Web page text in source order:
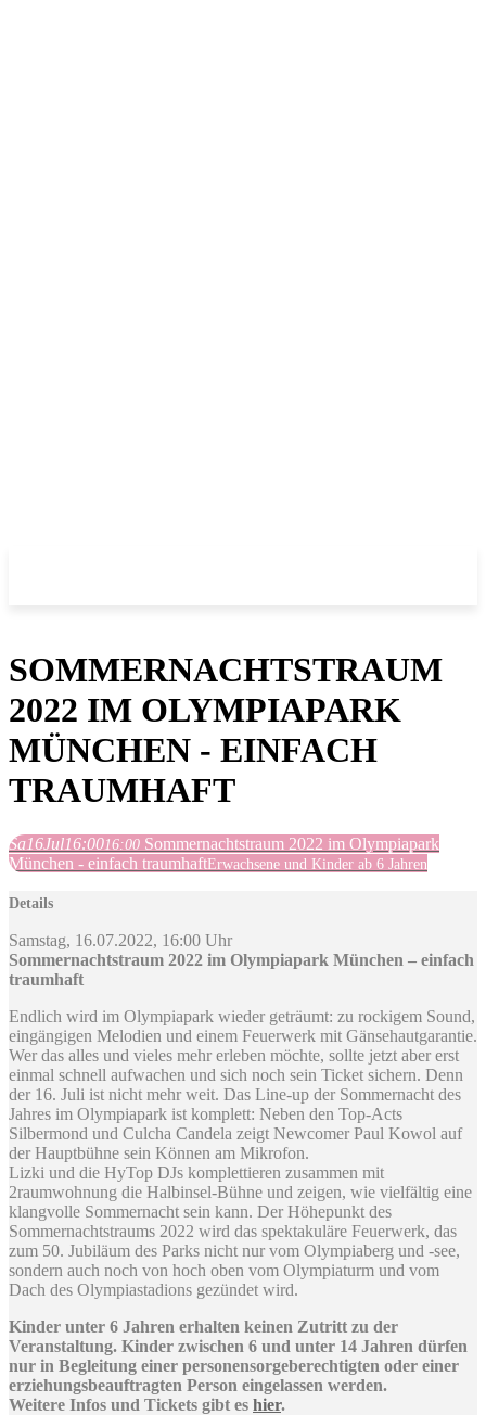
SOMMERNACHTSTRAUM
2022 IM OLYMPIAPARK
MÜNCHEN - EINFACH
TRAUMHAFT
Sa16Jul16:0016:00 Sommernachtstraum 2022 im Olympiapark
München - einfach traumhaftErwachsene und Kinder ab 6 Jahren
Details
Samstag, 16.07.2022, 16:00 Uhr
Sommernachtstraum 2022 im Olympiapark München – einfach
traumhaft
Endlich wird im Olympiapark wieder geträumt: zu rockigem Sound,
eingängigen Melodien und einem Feuerwerk mit Gänsehautgarantie.
Wer das alles und vieles mehr erleben möchte, sollte jetzt aber erst
einmal schnell aufwachen und sich noch sein Ticket sichern. Denn
der 16. Juli ist nicht mehr weit. Das Line-up der Sommernacht des
Jahres im Olympiapark ist komplett: Neben den Top-Acts
Silbermond und Culcha Candela zeigt Newcomer Paul Kowol auf
der Hauptbühne sein Können am Mikrofon.
Lizki und die HyTop DJs komplettieren zusammen mit
2raumwohnung die Halbinsel-Bühne und zeigen, wie vielfältig eine
klangvolle Sommernacht sein kann. Der Höhepunkt des
Sommernachtstraums 2022 wird das spektakuläre Feuerwerk, das
zum 50. Jubiläum des Parks nicht nur vom Olympiaberg und -see,
sondern auch noch von hoch oben vom Olympiaturm und vom
Dach des Olympiastadions gezündet wird.
Kinder unter 6 Jahren erhalten keinen Zutritt zu der
Veranstaltung. Kinder zwischen 6 und unter 14 Jahren dürfen
nur in Begleitung einer personensorgeberechtigten oder einer
erziehungsbeauftragten Person eingelassen werden.
Weitere Infos und Tickets gibt es hier.